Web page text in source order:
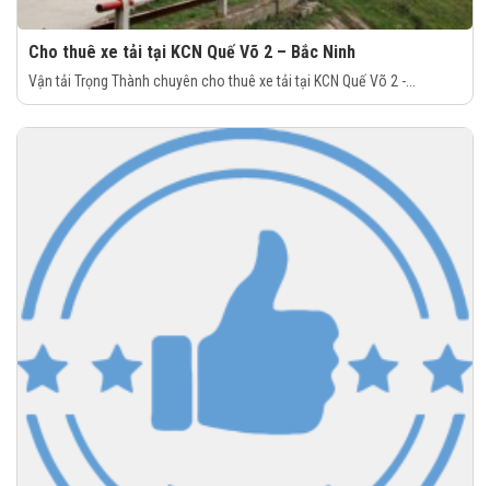
Cho thuê xe tải tại KCN Quế Võ 2 – Bắc Ninh
Vận tải Trọng Thành chuyên cho thuê xe tải tại KCN Quế Võ 2 -...